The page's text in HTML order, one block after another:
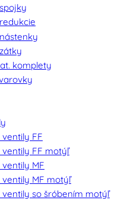
spojky
redukcie
nástenky
komplety
ventily FF
ventily FF motýľ
MF
ventily MF motýľ
ventily so šróbením motýľ